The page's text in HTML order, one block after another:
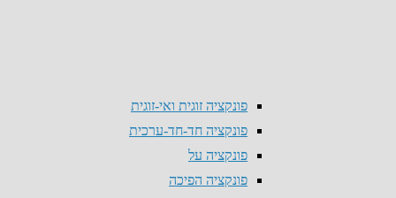
פונקציה זוגית ואי-זוגית
פונקציה חד-חד-ערכית
פונקציה על
פונקציה הפיכה